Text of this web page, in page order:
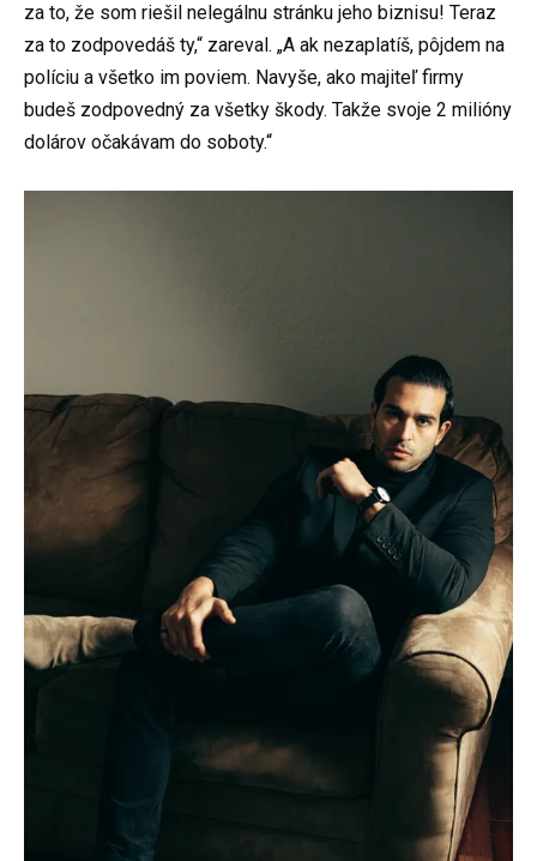
za to, že som riešil nelegálnu stránku jeho biznisu! Teraz
za to zodpovedáš ty,“ zareval. „A ak nezaplatíš, pôjdem na
políciu a všetko im poviem. Navyše, ako majiteľ firmy
budeš zodpovedný za všetky škody. Takže svoje 2 milióny
dolárov očakávam do soboty.“